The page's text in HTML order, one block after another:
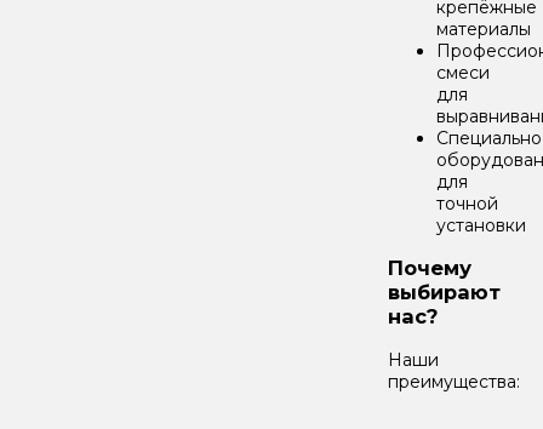
крепёжные
материалы
смеси
для
для
точной
установки
Почему
выбирают
нас?
Наши
преимущества: